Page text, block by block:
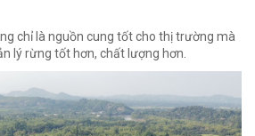
chỉ là nguồn cung tốt cho thị trường mà
lý rừng tốt hơn, chất lượng hơn.